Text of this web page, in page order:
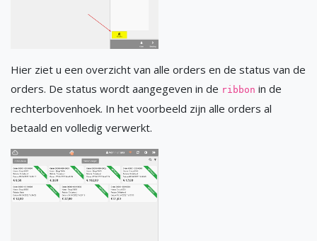
Hier ziet u een overzicht van alle orders en de status van de
orders. De status wordt aangegeven in de ribbon in de
rechterbovenhoek. In het voorbeeld zijn alle orders al
betaald en volledig verwerkt.